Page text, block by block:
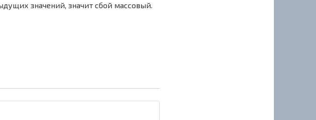
значений, значит сбой массовый.